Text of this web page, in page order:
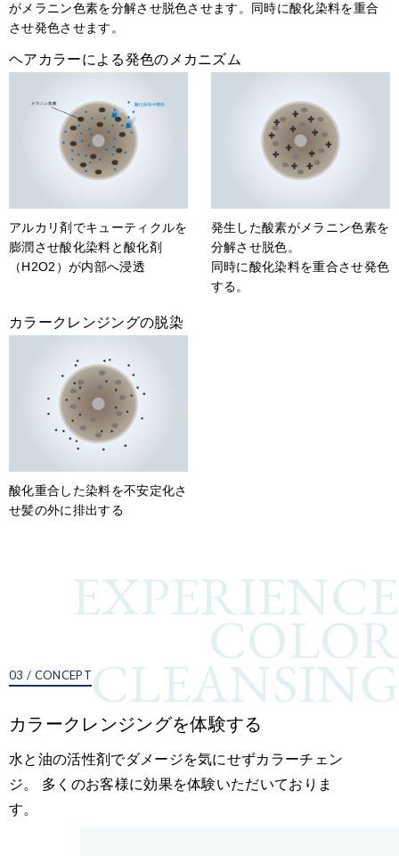
がメラニン色素を分解させ脱色させます。同時に酸化染料を重合
させ発色させます。
ヘアカラーによる発色のメカニズム
アルカリ剤でキューティクルを
膨潤させ酸化染料と酸化剤
（H2O2）が内部へ浸透
発生した酸素がメラニン色素を
分解させ脱色。
同時に酸化染料を重合させ発色
する。
カラークレンジングの脱染
酸化重合した染料を不安定化さ
せ髪の外に排出する
03 / CONCEPT
カラークレンジングを体験する
水と油の活性剤でダメージを気にせずカラーチェン
ジ。 多くのお客様に効果を体験いただいておりま
す。
EXPERIENCE
COLOR
CLEANSING